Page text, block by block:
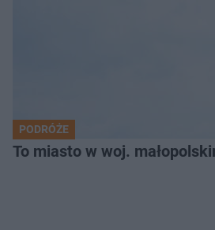
PODRÓŻE
To miasto w woj.